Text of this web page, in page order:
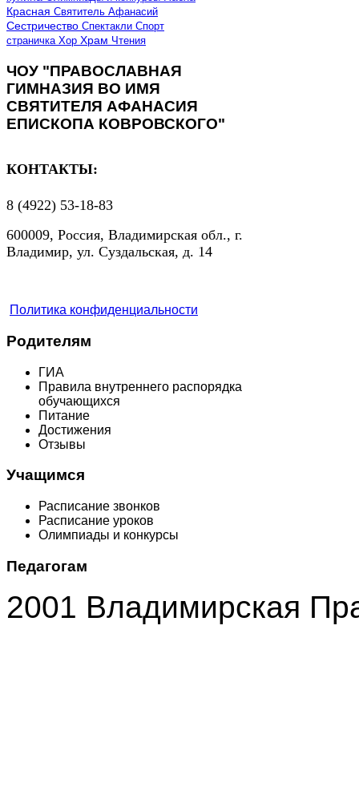
Красная Святитель Афанасий
Сестричество Спектакли Спорт
страничка Хор Храм Чтения
ЧОУ "ПРАВОСЛАВНАЯ
ГИМНАЗИЯ ВО ИМЯ
СВЯТИТЕЛЯ АФАНАСИЯ
ЕПИСКОПА КОВРОВСКОГО"
КОНТАКТЫ:
8 (4922) 53-18-83
600009, Россия, Владимирская обл., г.
Владимир, ул. Суздальская, д. 14
Политика конфиденциальности
Родителям
ГИА
Правила внутреннего распорядка
обучающихся
Питание
Достижения
Отзывы
Учащимся
Расписание звонков
Расписание уроков
Олимпиады и конкурсы
Педагогам
2001 Владимирская